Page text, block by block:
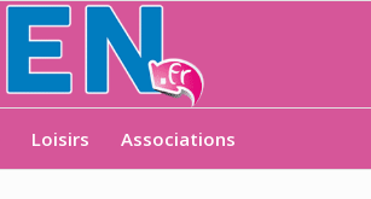
Loisirs Associations